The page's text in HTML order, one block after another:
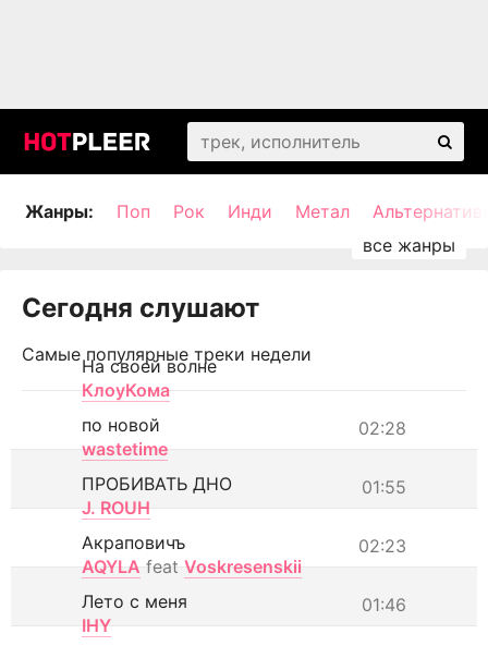
Жанры: Поп Рок Инди Метал
Сегодня слушают
Самые популярные треки недели
На своей волне
КлоуКома
02:28
по новой
wastetime
01:55
ПРОБИВАТЬ ДНО
J. ROUH
02:23
Акраповичъ
AQYLA feat Voskresenskii
01:46
Лето с меня
IHY